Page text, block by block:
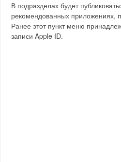
В подразделах будет
рекомендованных приложениях,
Ранее этот пункт меню
записи Apple ID.